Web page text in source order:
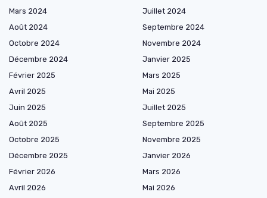
Mars 2024
Juillet 2024
Août 2024
Septembre 2024
Octobre 2024
Novembre 2024
Décembre 2024
Janvier 2025
Février 2025
Mars 2025
Avril 2025
Mai 2025
Juin 2025
Juillet 2025
Août 2025
Septembre 2025
Octobre 2025
Novembre 2025
Décembre 2025
Janvier 2026
Février 2026
Mars 2026
Avril 2026
Mai 2026